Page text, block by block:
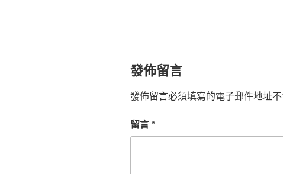
發佈留言
發佈留言必須填寫的電子郵件地址不
留言*